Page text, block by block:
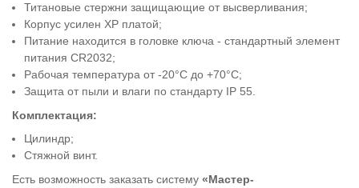
Титановые стержни защищающие от высверливания;
Корпус усилен ХР платой;
Питание находится в головке ключа - стандартный элемент
питания CR2032;
Рабочая температура от -20°C до +70°C;
Защита от пыли и влаги по стандарту IP 55.
Комплектация:
Цилиндр;
Стяжной винт.
Есть возможность заказать систему «Мастер-